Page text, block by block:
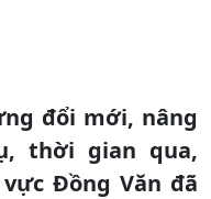
đổi mới, nâng
thời gian qua,
Đồng Văn đã